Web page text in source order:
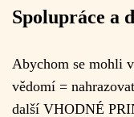
Spolupráce a
Abychom se mohli
vědomí =
další VHODNÉ